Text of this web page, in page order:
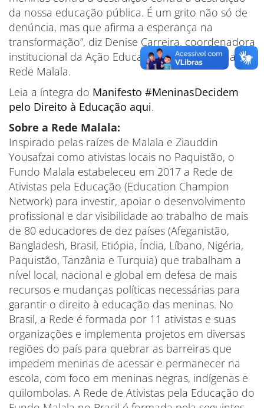
da nossa educação pública. É um grito não só de
denúncia, mas que afirma a esperança na
transformação”, diz Denise Carreira, coordenadora
institucional da Ação Educativa e integrante da
Rede Malala.
Leia a íntegra do Manifesto #MeninasDecidem
pelo Direito à Educação aqui.
Sobre a Rede Malala:
Inspirado pelas raízes de Malala e Ziauddin
Yousafzai como ativistas locais no Paquistão, o
Fundo Malala estabeleceu em 2017 a Rede de
Ativistas pela Educação (Education Champion
Network) para investir, apoiar o desenvolvimento
profissional e dar visibilidade ao trabalho de mais
de 80 educadores de dez países (Afeganistão,
Bangladesh, Brasil, Etiópia, Índia, Líbano, Nigéria,
Paquistão, Tanzânia e Turquia) que trabalham a
nível local, nacional e global em defesa de mais
recursos e mudanças políticas necessárias para
garantir o direito à educação das meninas. No
Brasil, a Rede é formada por 11 ativistas e suas
organizações e implementa projetos em diversas
regiões do país para quebrar as barreiras que
impedem meninas de acessar e permanecer na
escola, com foco em meninas negras, indígenas e
quilombolas. A Rede de Ativistas pela Educação do